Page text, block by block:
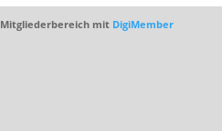
Mitgliederbereich mit DigiMember